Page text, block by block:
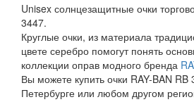
Unisex солнцезащитные очки
3447.
Круглые очки, из материала
цвете серебро помогут понять
коллекции оправ модного бренда
Вы можете купить очки RAY-BAN
Петербурге или любом другом